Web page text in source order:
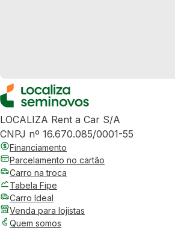
LOCALIZA Rent a Car S/A
CNPJ nº 16.670.085/0001-55
Financiamento
Parcelamento no cartão
Carro na troca
Tabela Fipe
Carro Ideal
Venda para lojistas
Quem somos